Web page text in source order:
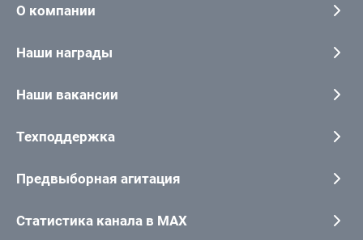
О компании
Наши награды
Наши вакансии
Техподдержка
Предвыборная агитация
Статистика канала в MAX